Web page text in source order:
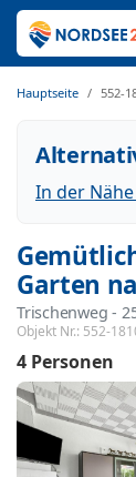
Hauptseite 552-
In der Nähe
Garten
Trischenweg -
Objekt Nr.: 552-
4 Personen